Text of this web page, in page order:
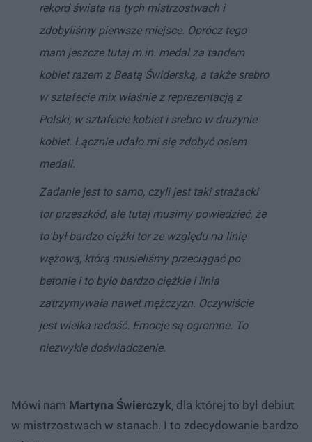
rekord świata na tych mistrzostwach i
zdobyliśmy pierwsze miejsce. Oprócz tego
mam jeszcze tutaj m.in. medal za tandem
kobiet razem z Beatą Świderską, a także srebro
w sztafecie mix właśnie z reprezentacją z
Polski, w sztafecie kobiet i srebro w drużynie
kobiet. Łącznie udało mi się zdobyć osiem
medali.
Zadanie jest to samo, czyli jest taki strażacki
tor przeszkód, ale tutaj musimy powiedzieć, że
to był bardzo ciężki tor ze względu na linię
wężową, którą musieliśmy przeciągać po
betonie i to było bardzo ciężkie i linia
zatrzymywała nawet mężczyzn. Oczywiście
jest wielka radość. Emocje są ogromne. To
niezwykłe doświadczenie.
Mówi nam Martyna Świerczyk, dla której to był debiut
w mistrzostwach w stanach. I to zdecydowanie bardzo